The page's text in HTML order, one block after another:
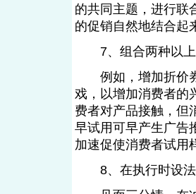
的共同主题，进行联
的促销自然地结合起
7、组合两种以上
例如，增加折价券
戏，以增加消费者的
费者对产品接触，但
早试用可早产生广告
加速促使消费者试
8、在执行时设法